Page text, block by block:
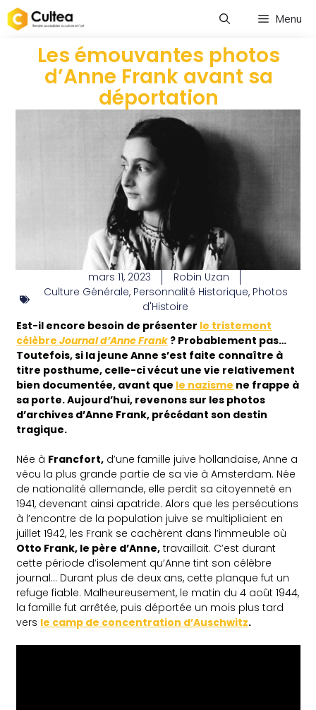
Menu
Les émouvantes photos
d’Anne Frank avant sa
déportation
mars 11, 2023
Robin Uzan
Culture Générale, Personnalité Historique, Photos
d'Histoire
Est-il encore besoin de présenter le tristement
célèbreJournal d’Anne Frank ? Probablement pas…
Toutefois, si la jeune Anne s’est faite connaître à
titre posthume, celle-ci vécut une vie relativement
bien documentée, avant que le nazisme ne frappe à
sa porte. Aujourd’hui, revenons sur les photos
d’archives d’Anne Frank, précédant son destin
tragique.
Née à Francfort, d’une famille juive hollandaise, Anne a
vécu la plus grande partie de sa vie à Amsterdam. Née
de nationalité allemande, elle perdit sa citoyenneté en
1941, devenant ainsi apatride. Alors que les persécutions
à l’encontre de la population juive se multipliaient en
juillet 1942, les Frank se cachèrent dans l’immeuble où
Otto Frank, le père d’Anne, travaillait. C’est durant
cette période d’isolement qu’Anne tint son célèbre
journal… Durant plus de deux ans, cette planque fut un
refuge fiable. Malheureusement, le matin du 4 août 1944,
la famille fut arrêtée, puis déportée un mois plus tard
vers le camp de concentration d’Auschwitz.